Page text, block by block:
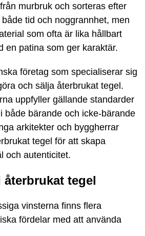
murbruk och sorteras efter
tid och noggrannhet, men
som ofta är lika hållbart
en patina som ger karaktär.
företag som specialiserar sig
och sälja återbrukat tegel.
uppfyller gällande standarder
både bärande och icke-bärande
arkitekter och byggherrar
tegel för att skapa
och autenticitet.
återbrukat tegel
vinsterna finns flera
fördelar med att använda